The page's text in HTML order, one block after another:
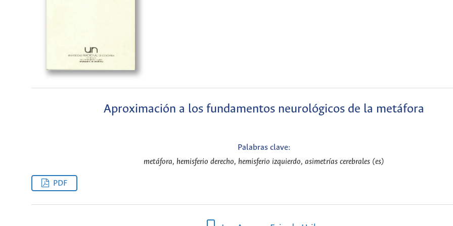
Aproximación a los fundamentos neurológicos de la metáfora
Palabras clave:
metáfora, hemisferio derecho, hemisferio izquierdo, asimetrías cerebrales (es)
PDF